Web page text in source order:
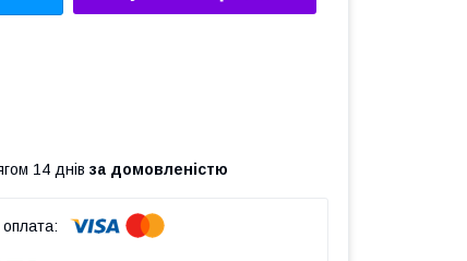
14 днів за домовленістю